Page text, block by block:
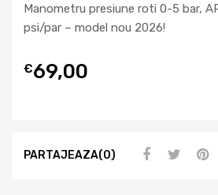
Manometru presiune roti 0-5 bar,
psi/par – model nou 2026!
€69,00
PARTAJEAZA(0)